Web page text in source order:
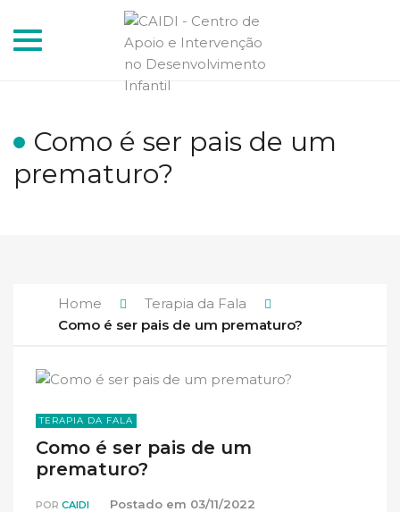
Toggle
Como é ser pais de um
prematuro?
Home
Terapia da Fala
Como é ser pais de um prematuro?
TERAPIA DA FALA
Como é ser pais de um
prematuro?
POR CAIDI Postado em 03/11/2022